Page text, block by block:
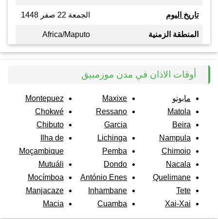
تاريخ اليوم الجمعة 22 صفر 1448
المنطقة الزمنية Africa/Maputo
أوقات الاذان في مدن موزمبيق
مابوتو
Matola
Beira
Nampula
Chimoio
Nacala
Quelimane
Tete
Xai-Xai
Maxixe
Ressano
Garcia
Lichinga
Pemba
Dondo
António Enes
Inhambane
Cuamba
Montepuez
Chokwé
Chibuto
Ilha de
Moçambique
Mutuáli
Mocímboa
Manjacaze
Macia